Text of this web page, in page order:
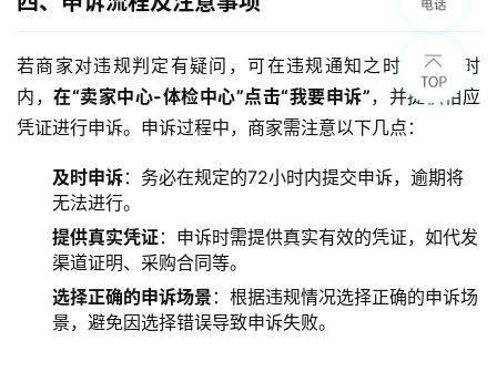
若商家对违规判定有疑问，可在违规通知之时起72小时
内，在“卖家中心-体检中心”点击“我要申诉”，并提供相应
凭证进行申诉。申诉过程中，商家需注意以下几点：
及时申诉：务必在规定的72小时内提交申诉，逾期将
无法进行。
提供真实凭证：申诉时需提供真实有效的凭证，如代发
渠道证明、采购合同等。
选择正确的申诉场景 ：根据违规情况选择正确的申诉场
景，避免因选择错误导致申诉失败。